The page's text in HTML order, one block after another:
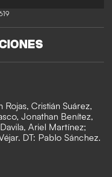
Cristián Suárez,
Jonathan Benítez,
Ariel Martínez;
DT: Pablo Sánchez.